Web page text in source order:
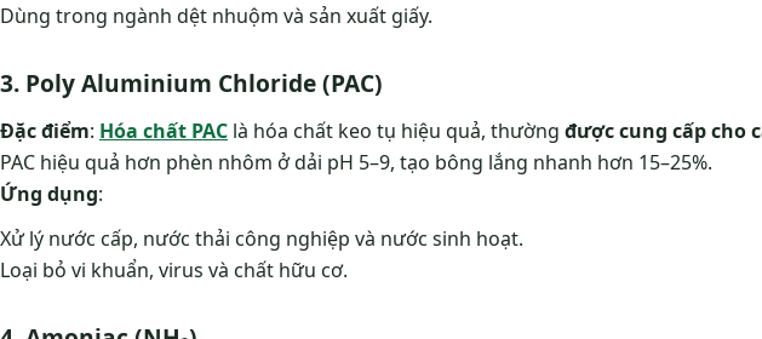
Dùng trong ngành dệt nhuộm và sản xuất giấy.
3. Poly Aluminium Chloride (PAC)
Đặc điểm: Hóa chất PAC là hóa chất keo tụ hiệu quả, thường được cung cấp cho
PAC hiệu quả hơn phèn nhôm ở dải pH 5–9, tạo bông lắng nhanh hơn 15–25%.
Ứng dụng:
Xử lý nước cấp, nước thải công nghiệp và nước sinh hoạt.
Loại bỏ vi khuẩn, virus và chất hữu cơ.